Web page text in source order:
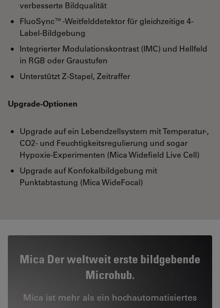
verbesserte Bildqualität
FluoSync™-Weitfelddetektor für gleichzeitige 4-
Label-Bildgebung
Integrierter Modulationskontrast (IMC) und Hellfeld
in RGB oder Graustufen
Unterstützt Z-Stapel, Zeitraffer
Upgrade-Optionen
Upgrade auf ein Lebendzellsystem mit Temperatur-,
CO2- und Feuchtigkeitsregulierung und sogar
Hypoxie-Experimenten (Mica Widefield Live Cell)
Upgrade auf Konfokalbildgebung mit
Punktabtastung (Mica WideFocal)
Mica Der weltweit erste bildgebende
Microhub.
Mica ist mehr als ein hochautomatisiertes